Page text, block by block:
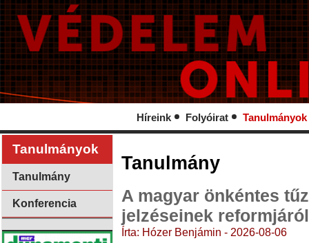
Híreink Folyóirat Tanulmányok
Tanulmányok
Tanulmány
Konferencia
Tanulmány
A magyar önkéntes
jelzéseinek reformjáról
Írta: Hózer Benjámin - 2026-08-06